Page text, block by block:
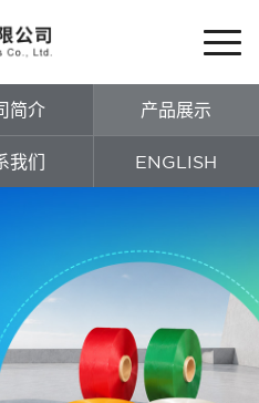
简介 产品展示
我们 ENGLISH